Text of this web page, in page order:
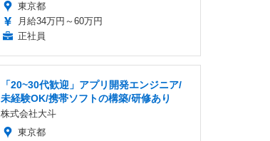
東京都
月給34万円～60万円
正社員
「20~30代歓迎」アプリ開発エンジニア/
未経験OK/携帯ソフトの構築/研修あり
株式会社大斗
東京都